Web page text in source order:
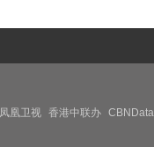
凤凰卫视 香港中联办 CBNData